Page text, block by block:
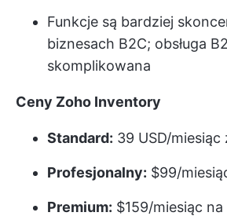
Funkcje są bardziej
biznesach B2C; obsługa
skomplikowana
Ceny Zoho Inventory
Standard: 39 USD/
Profesjonalny: $99/
Premium: $159/miesiąc